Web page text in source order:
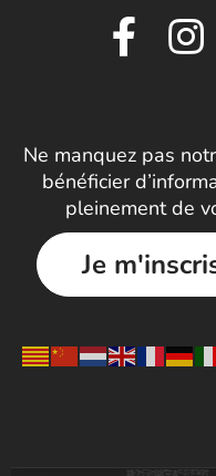
Ne manquez pas
bénéficier
pleinement de
Je